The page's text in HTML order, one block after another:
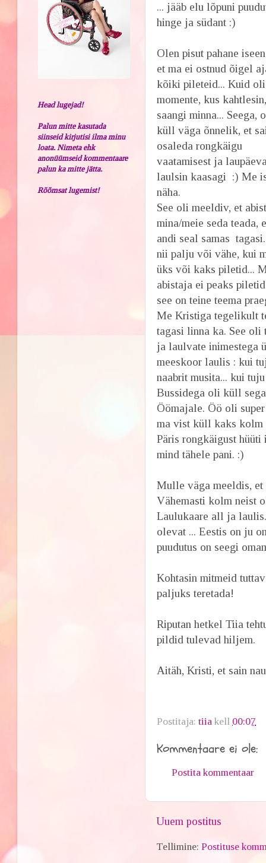
... jääb elu lõpuni
hinge ja südant :)
Olen pisut pahane
et ma ei ostnud õigel
kõiki pileteid... Kuid
momente, kus
saangi minna... Seega,
küll väga õnnelik, et
osaleda rongkäigu
vaatamisest ja
laulsin kaasagi :) Me
näha.
See oli meeldiv, et
mina/meie seda
andi seal samas
nii palju või vähe, kui
üks või kaks piletid...
abistaja ei peaks
see on teine teema
Me Kristiga tegelikult
tagasi linna ka. See oli
ja laulvate inimestega
meeskoor laulis : kui
naabrit musita... kui
Bussidega oli küll
Öömajale. Öö oli
ma vist küll kaks kolm
Päris rongkäigust
mind tähele pani. :)
Mulle väga meeldis,
Vähemasti kolm neist
Laulukaare all ja
olevat ... Eestis on ju
puudutus on seegi
Kohtasin mitmeid
paljuks teretada!
Riputan hetkel Tiia
pildid tulevad hiljem.
Aitäh, Kristi, et sain
Postitaja:tiia kell 00:07
Kommentaare ei ole:
Postita kommentaar
Uuem postitus
Tellimine:Postituse
Head lugejad!
Palun mitte kasutada
siinseid kirjutisi ilma minu
loata. Nimeta ehk
anonüümseid kommentaare
palun ka mitte jätta.
Rõõmsat lugemist!